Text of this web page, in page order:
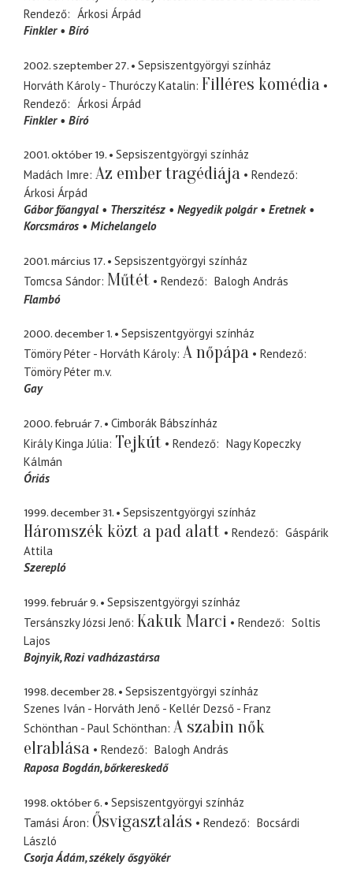
Rendező
Árkosi Árpád
Finkler
Bíró
2002. szeptember 27.
Sepsiszentgyörgyi színház
Horváth Károly - Thuróczy Katalin Filléres komédia
Rendező
Árkosi Árpád
Finkler
Bíró
2001. október 19.
Sepsiszentgyörgyi színház
Madách Imre Az ember tragédiája
Rendező
Árkosi Árpád
Gábor főangyal
Therszitész Negyedik polgár
Eretnek
Korcsmáros
Michelangelo
2001. március 17.
Sepsiszentgyörgyi színház
Tomcsa Sándor Műtét Rendező
Balogh András
Flambó
2000. december 1.
Sepsiszentgyörgyi színház
Tömöry Péter - Horváth Károly A nőpápa
Rendező
Tömöry Péter m.v.
Gay
2000. február 7.
Cimborák Bábszínház
Király Kinga Júlia Tejkút Rendező
Nagy Kopeczky
Kálmán
Óriás
1999. december 31. Sepsiszentgyörgyi színház
Háromszék közt a pad alatt Rendező
Gáspárik
Attila
Szerepló
1999. február 9.
Sepsiszentgyörgyi színház
Tersánszky Józsi Jenő Kakuk Marci Rendező
Soltis
Lajos
Bojnyik Rozi vadházastársa
1998. december 28.
Sepsiszentgyörgyi színház
Szenes Iván - Horváth Jenő - Kellér Dezső - Franz
Schönthan - Paul Schönthan A szabin nők
elrablása
Rendező
Balogh András
Raposa Bogdán bőrkereskedő
1998. október 6.
Sepsiszentgyörgyi színház
Tamási Áron Ősvigasztalás Rendező
Bocsárdi
László
Csorja Ádám székely ősgyökér